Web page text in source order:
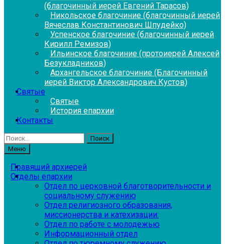
(благочинный иерей Евгений Тарасов)
Никольское благочиние (благочинный иерей
Вячеслав Константинович Шпудейко)
Успенское благочиние (благочинный иерей
Кирилл Ремизов)
Ильинское благочиние (протоиерей Алексей
Безукладников)
Архангельское благочиние (Благочинный
иерей Виктор Александрович Кустов)
Святые
Святые
История епархии
Контакты
Найти:
Меню
Правящий архиерей
Отделы епархии
Отдел по церковной благотворительности и
социальному служению
Отдел религиозного образования,
миссионерства и катехизации:
Отдел по работе с молодежью
Информационный отдел